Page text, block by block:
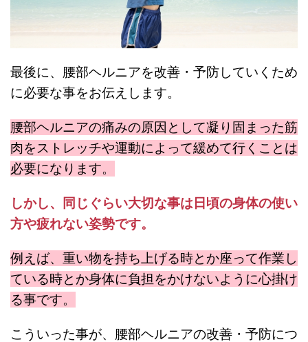
最後に、腰部ヘルニアを改善・予防していくため
に必要な事をお伝えします。
腰部ヘルニアの痛みの原因として凝り固まった筋
肉をストレッチや運動によって緩めて行くことは
必要になります。
しかし、同じぐらい大切な事は日頃の身体の使い
方や疲れない姿勢です。
例えば、重い物を持ち上げる時とか座って作業し
ている時とか身体に負担をかけないように心掛け
る事です。
こういった事が、腰部ヘルニアの改善・予防につ